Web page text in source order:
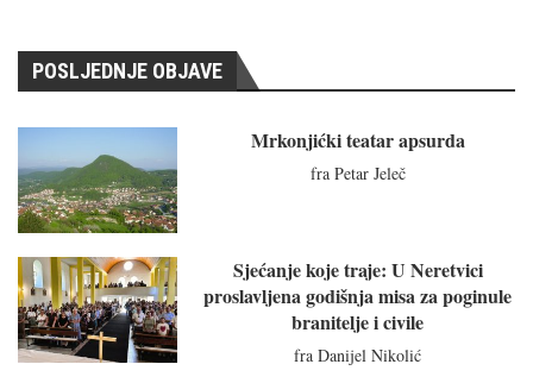
POSLJEDNJE OBJAVE
Mrkonjićki teatar apsurda
fra Petar Jeleč
Sjećanje koje traje: U Neretvici
proslavljena godišnja misa za poginule
branitelje i civile
fra Danijel Nikolić